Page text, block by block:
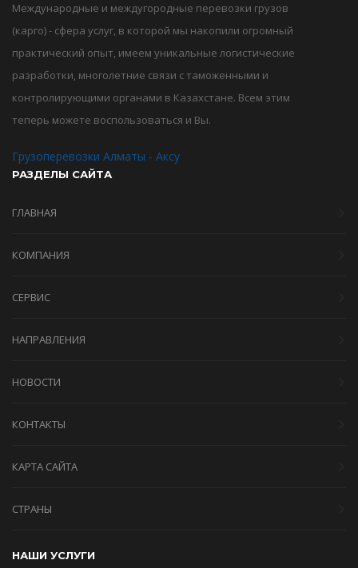
Международные и междугородные перевозки грузов
(карго) - сфера услуг, в которой мы накопили огромный
практический опыт, имеем уникальные логистические
разработки, многолетние связи с таможенными и
контролирующими органами в Казахстане. Всем этим
теперь можете воспользоваться и Вы.
Грузоперевозки Алматы - Аксу
РАЗДЕЛЫ САЙТА
ГЛАВНАЯ
КОМПАНИЯ
СЕРВИС
НАПРАВЛЕНИЯ
НОВОСТИ
КОНТАКТЫ
КАРТА САЙТА
СТРАНЫ
НАШИ УСЛУГИ